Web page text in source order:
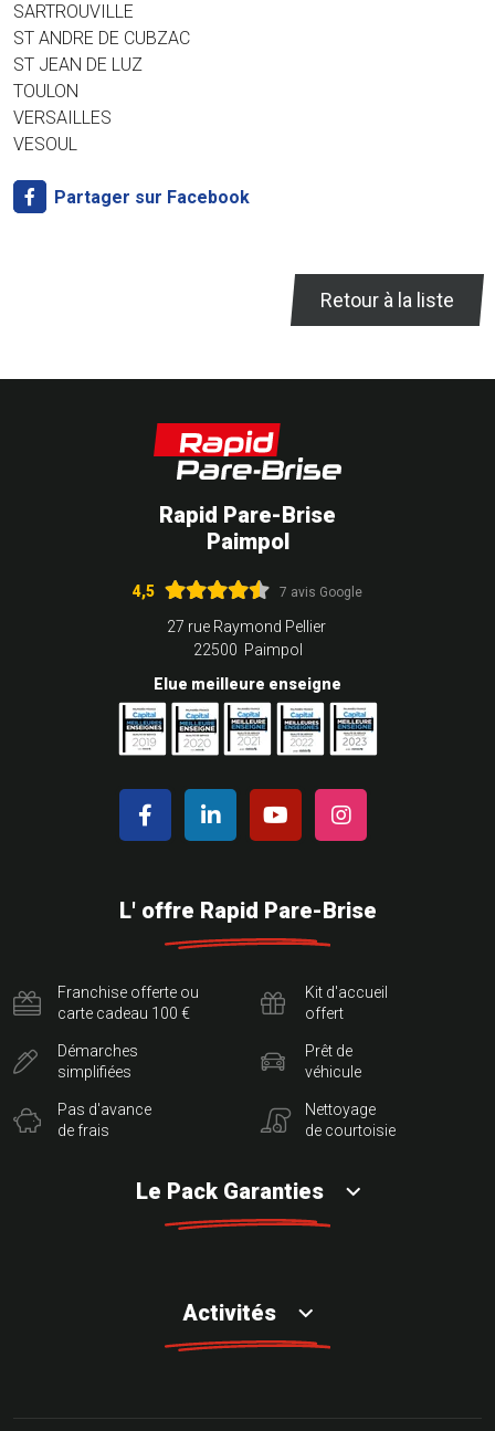
SARTROUVILLE
ST ANDRE DE CUBZAC
ST JEAN DE LUZ
TOULON
VERSAILLES
VESOUL
Partager sur Facebook
Retour à la liste
Rapid Pare-Brise
Paimpol
4,5 7 avis Google
27 rue Raymond Pellier
22500 Paimpol
Elue meilleure enseigne
L' offre Rapid Pare-Brise
Franchise offerte ou
carte cadeau 100 €
Démarches
simplifiées
Pas d'avance
de frais
Kit d'accueil
offert
Prêt de
véhicule
Nettoyage
de courtoisie
Le Pack Garanties
Activités